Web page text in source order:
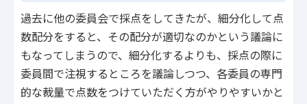
過去に他の委員会で採点をしてきたが、細分化して点
数配分をすると、その配分が適切なのかという議論に
もなってしまうので、細分化するよりも、採点の際に
委員間で注視するところを議論しつつ、各委員の専門
的な裁量で点数をつけていただく方がやりやすいかと